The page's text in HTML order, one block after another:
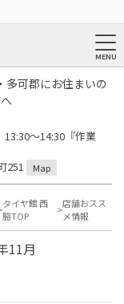
多可郡にお住まいの
～14:30『作業
251
Map
タイヤ館 西
脇TOP
店舗おスス
メ情報
11月